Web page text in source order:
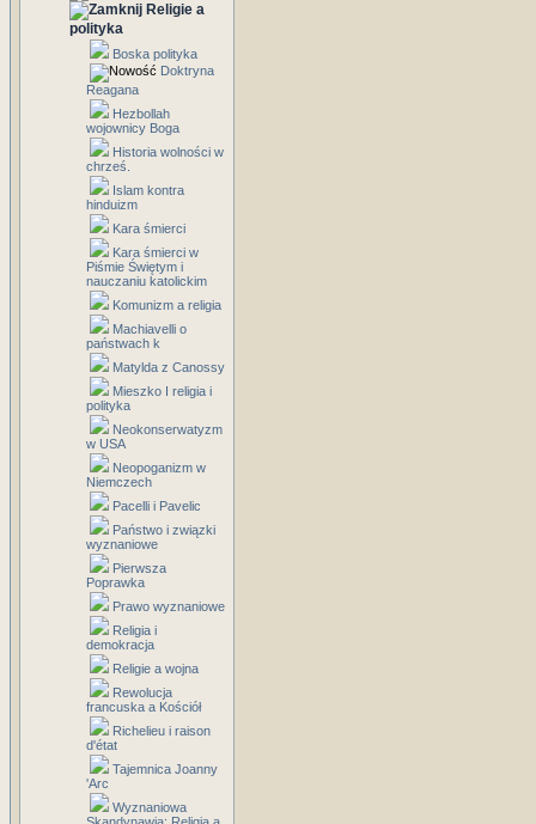
Religie a
polityka
Boska polityka
Doktryna
Reagana
Hezbollah
wojownicy Boga
Historia wolności w
chrześ.
Islam kontra
hinduizm
Kara śmierci
Kara śmierci w
Piśmie Świętym i
nauczaniu katolickim
Komunizm a religia
Machiavelli o
państwach k
Matylda z Canossy
Mieszko I religia i
polityka
Neokonserwatyzm
w USA
Neopoganizm w
Niemczech
Pacelli i Pavelic
Państwo i związki
wyznaniowe
Pierwsza
Poprawka
Prawo wyznaniowe
Religia i
demokracja
Religie a wojna
Rewolucja
francuska a Kościół
Richelieu i raison
d'état
Tajemnica Joanny
'Arc
Wyznaniowa